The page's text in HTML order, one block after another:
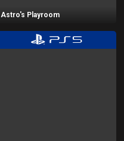
Astro's Playroom